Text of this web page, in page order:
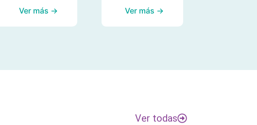
Ver más → Ver más →
Ver todas